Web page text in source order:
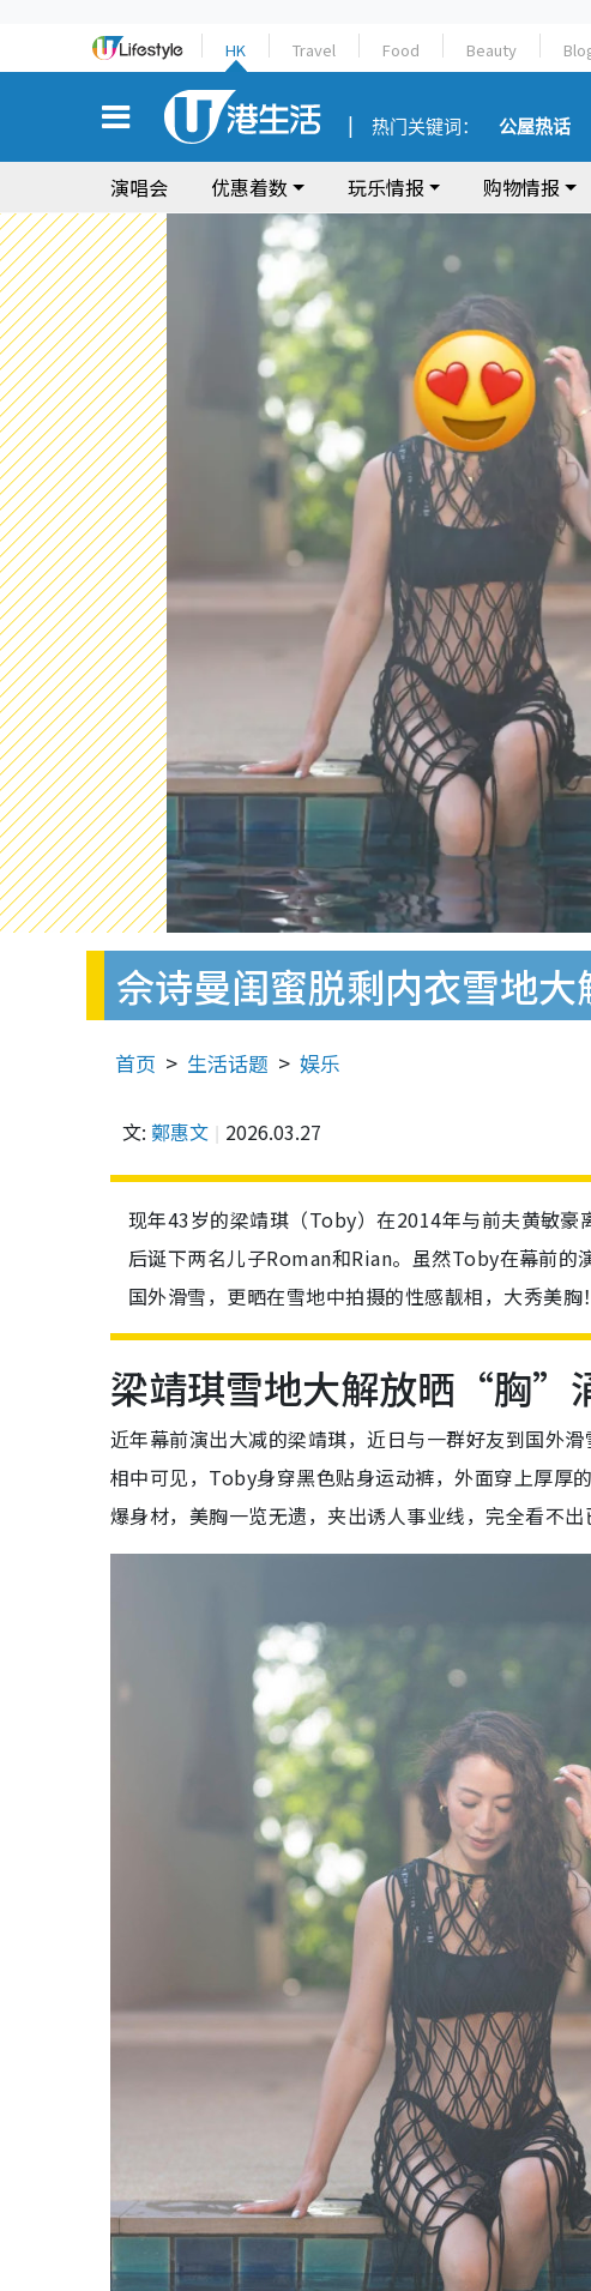
HK Travel Food Beauty
热门关键词： 公屋热话
演唱会 优惠着数 玩乐情报 购物情报
佘诗曼闺蜜脱剩内衣雪地
首页 生活话题 娱乐
文: 鄭惠文 2026.03.27
现年43岁的梁靖琪（Toby）在2014年与前夫黄敏
后诞下两名儿子Roman和Rian。虽然Toby在幕前的
国外滑雪，更晒在雪地中拍摄的性感靓相，大秀美胸！
梁靖琪雪地大解放晒“胸”
近年幕前演出大减的梁靖琪，近日与一群好友到国外
相中可见，Toby身穿黑色贴身运动裤，外面穿上厚厚
爆身材，美胸一览无遗，夹出诱人事业线，完全看不出